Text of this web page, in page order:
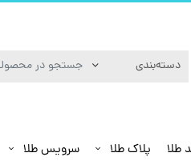
طلا پلاک طلا سرویس طلا